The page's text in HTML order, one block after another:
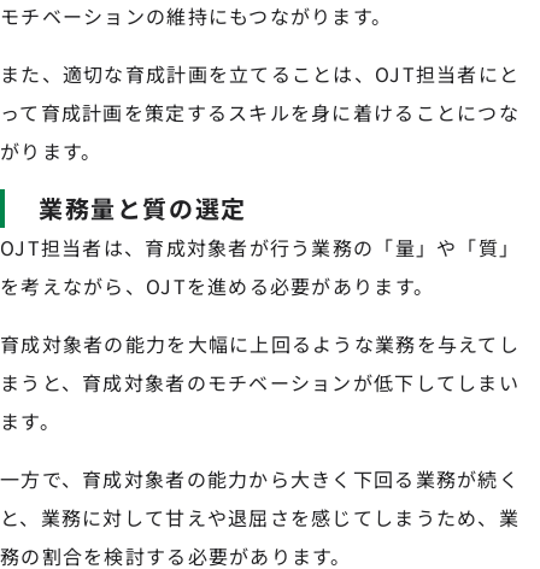
モチベーションの維持にもつながります。
また、適切な育成計画を立てることは、OJT担当者にと
って育成計画を策定するスキルを身に着けることにつな
がります。
業務量と質の選定
OJT担当者は、育成対象者が行う業務の「量」や「質」
を考えながら、OJTを進める必要があります。
育成対象者の能力を大幅に上回るような業務を与えてし
まうと、育成対象者のモチベーションが低下してしまい
ます。
一方で、育成対象者の能力から大きく下回る業務が続く
と、業務に対して甘えや退屈さを感じてしまうため、業
務の割合を検討する必要があります。